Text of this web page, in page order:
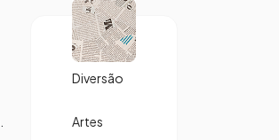
Diversão
Artes